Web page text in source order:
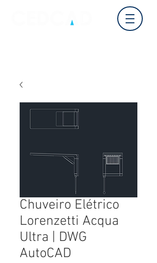
Chuveiro Elétrico
Lorenzetti Acqua
Ultra | DWG
AutoCAD